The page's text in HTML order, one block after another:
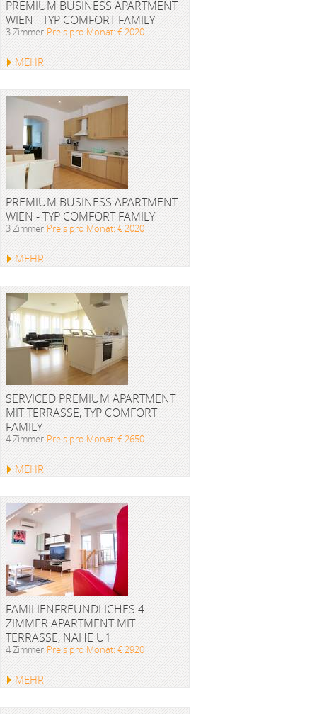
PREMIUM BUSINESS APARTMENT
WIEN - TYP COMFORT FAMILY
3 Zimmer Preis pro Monat: € 2020
MEHR
PREMIUM BUSINESS APARTMENT
WIEN - TYP COMFORT FAMILY
3 Zimmer Preis pro Monat: € 2020
MEHR
SERVICED PREMIUM APARTMENT
MIT TERRASSE, TYP COMFORT
FAMILY
4 Zimmer Preis pro Monat: € 2650
MEHR
FAMILIENFREUNDLICHES 4
ZIMMER APARTMENT MIT
TERRASSE, NÄHE U1
4 Zimmer Preis pro Monat: € 2920
MEHR